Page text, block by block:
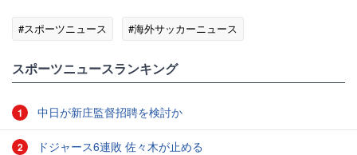
#スポーツニュース #海外サッカーニュース
スポーツニュースランキング
1 中日が新庄監督招聘を検討か
2 ドジャース6連敗 佐々木が止める